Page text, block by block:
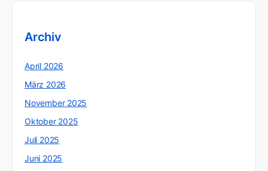
Archiv
April 2026
März 2026
November 2025
Oktober 2025
Juli 2025
Juni 2025